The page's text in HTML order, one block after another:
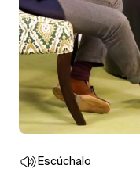
Escúchalo